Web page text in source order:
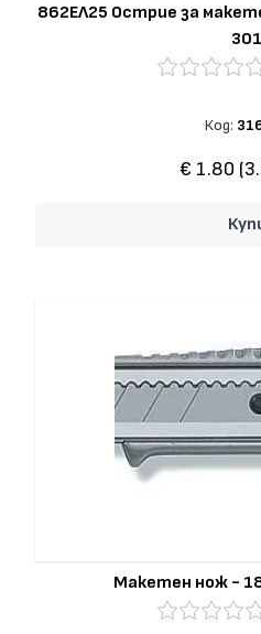
862ЕЛ25 Острие за
301
Код:
€ 1.80
Макетен нож -